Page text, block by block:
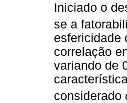
Iniciado o
se a
esfericidade
correlação
variando de
considerado